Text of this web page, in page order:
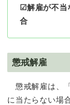
☑解雇が不当
合
懲戒解雇
懲戒解雇は、
に当たらない場